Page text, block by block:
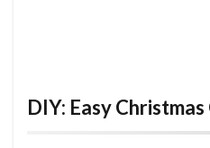
DIY: Easy